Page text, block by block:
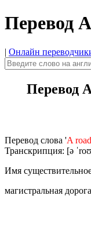
Перевод
| Онлайн
Перевод
Перевод слова 'A road
Транскрипция: [ə
Имя
магистральная дорога